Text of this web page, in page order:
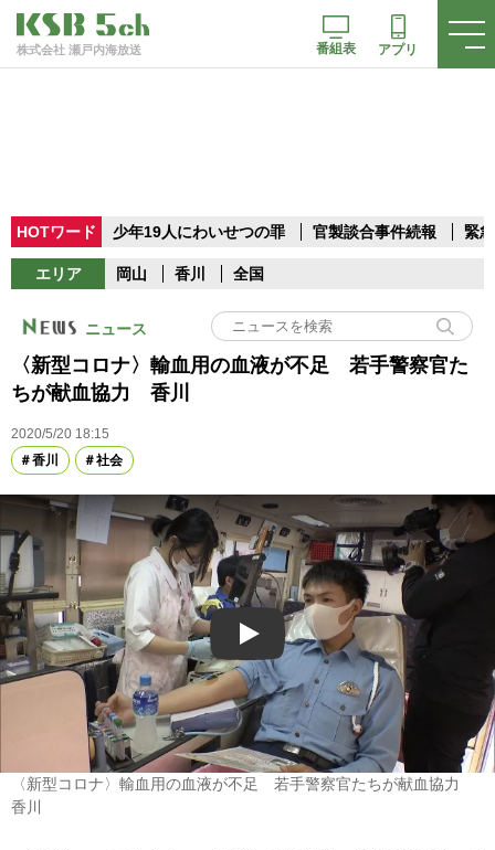
株式会社 瀬戸内海放送 番組表 アプリ
HOTワード 少年19人にわいせつの罪 官製談合事件続報 緊
エリア 岡山 香川 全国
ニュース
〈新型コロナ〉輸血用の血液が不足 若手警察官た
ちが献血協力 香川
2020/5/20 18:15
香川
社会
Play
〈新型コロナ〉輸血用の血液が不足 若手警察官たちが献血協力
香川